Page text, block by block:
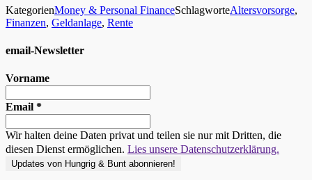
KategorienMoney & Personal FinanceSchlagworteAltersvorsorge,
Finanzen, Geldanlage, Rente
email-Newsletter
Vorname
Email *
Wir halten deine Daten privat und teilen sie nur mit Dritten, die
diesen Dienst ermöglichen. Lies unsere Datenschutzerklärung.